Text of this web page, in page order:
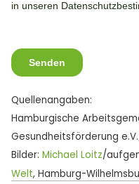
Quellenangaben:
Hamburgische
Gesundheitsförderung
Bilder: Michael Loitz/
Welt, Hamburg-